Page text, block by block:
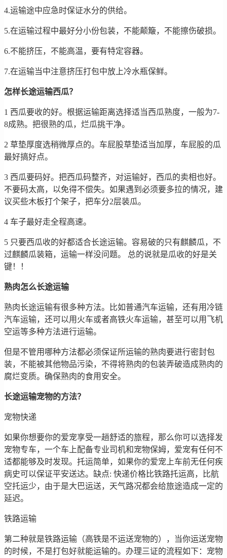
4.运输途中应急时保证水分的供给。
5.在运输过程中最好分小份包装，不能颠簸，不能擦伤破损。
6.不能挤压，不能高温，要有特定容器。
7.在运输当中注意挤压打包中放上冷水瓶保鲜。
怎样长途运输西瓜？
1 西瓜要收的好。根据运输距离选择适当西瓜熟度，一般为7-
8成熟。把很熟的瓜，烂瓜挑干净。
2 草垫厚度选稍微厚点的。车屁股草垫适当加厚，车屁股的瓜
最好搞好点。
3 西瓜要码好。把西瓜码整齐，对运输好，西瓜的卖相也好。
不要码太高，以免得不偿失。如果遇到必须要多拉的情况，建
议买些木板打个架子，把车分2层装瓜。
4 车子最好走全程高速。
5 只要西瓜收的好都适合长途运输。容易破的只有麒麟瓜，不
过麒麟瓜装箱，运输一样没问题。 总的说就是瓜收的好是关
键！！
熟肉怎么长途运输
熟肉长途运输有很多种方法。比如普通汽车运输，还有用冷链
汽车运输，还可以用火车或者高铁火车运输，甚至可以用飞机
空运等多种方法进行运输。
但是不管用哪种方法都必须保证所运输的熟肉要进行密封包
装，不能被其他物品污染，不得将熟肉的包装弄破造成熟肉的
腐烂变质。确保熟肉的食用安全。
长途运输宠物的方法？
宠物快递
如果你想要你的爱宠享受一趟舒适的旅程，那么你可以选择发
宠物专车，一个车上配备专业司机和宠物保姆，爱宠有任何不
适都能够及时发现。托运简单，如果你的爱宠上车前无任何疾
病史可以保证平安送达。缺点: 快递价格比铁路托运高，比航
空托运少，由于是大巴运送，天气路况都会给旅途造成一定的
延迟。
铁路运输
第二种就是铁路运输（高铁是不运送宠物的），当你运送宠物
的时候，不是打包好就能运输的。办理三证的流程如下：宠物